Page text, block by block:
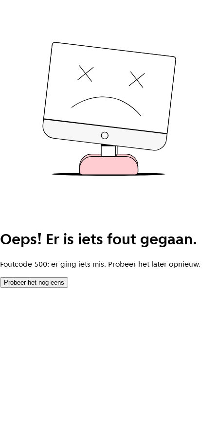
Oeps! Er is iets fout gegaan.
Foutcode 500: er ging iets mis. Probeer het later opnieuw.
Probeer het nog eens